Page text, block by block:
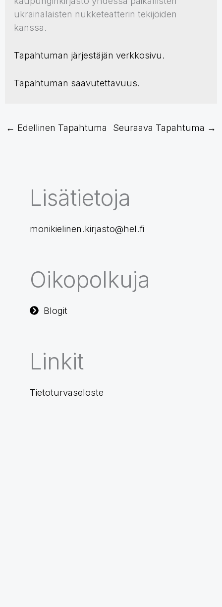
ukrainalaisten nukketeatterin tekijöiden
kanssa.
Tapahtuman järjestäjän verkkosivu.
Tapahtuman saavutettavuus.
← Edellinen Tapahtuma Seuraava Tapahtuma →
Lisätietoja
monikielinen.kirjasto@hel.fi
Oikopolkuja
Blogit
Linkit
Tietoturvaseloste